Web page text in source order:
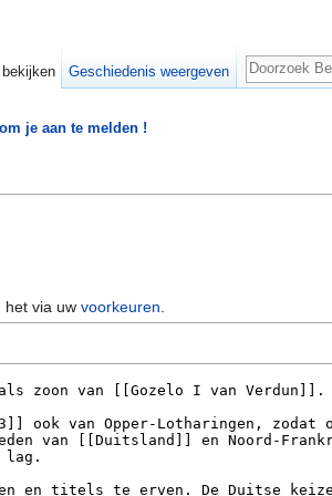
je aan te melden !
het via uwvoorkeuren
Geschiedenis weergeven
Zoeken